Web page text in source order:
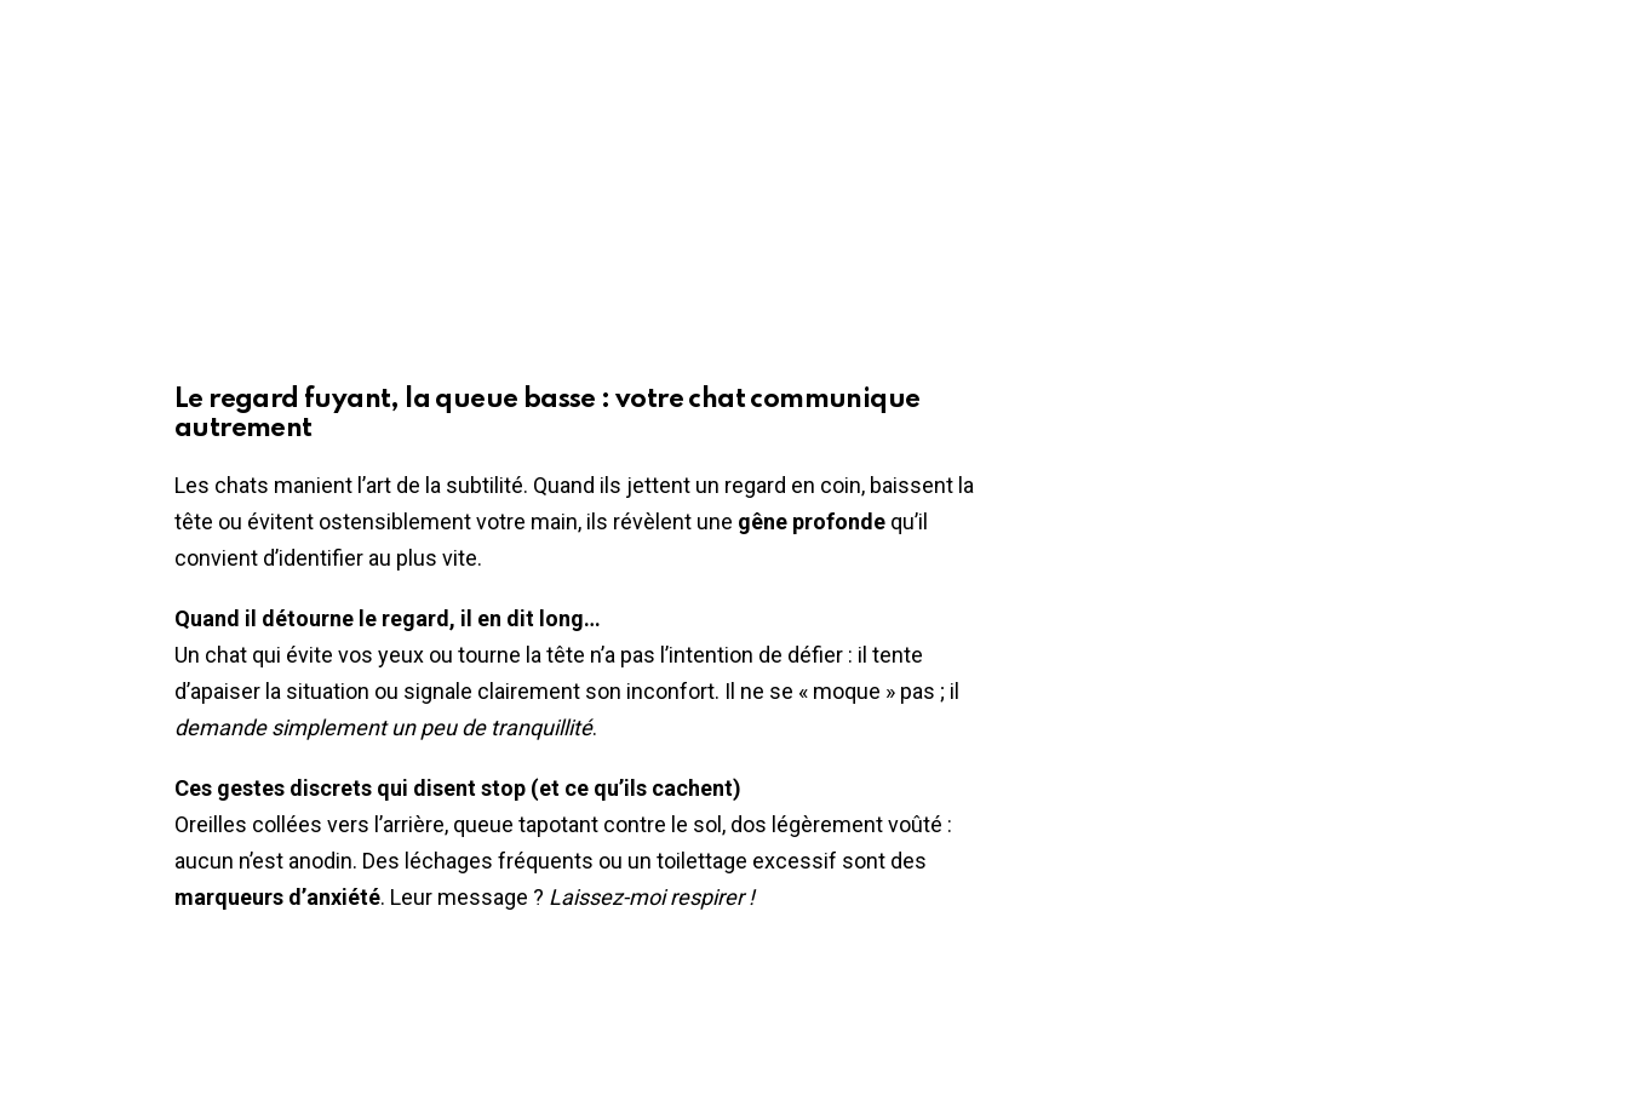
Le regard fuyant, la queue basse : votre chat communique
autrement
Les chats manient l’art de la subtilité. Quand ils jettent un regard en coin, baissent la
tête ou évitent ostensiblement votre main, ils révèlent une gêne profonde qu’il
convient d’identifier au plus vite.
Quand il détourne le regard, il en dit long…
Un chat qui évite vos yeux ou tourne la tête n’a pas l’intention de défier : il tente
d’apaiser la situation ou signale clairement son inconfort. Il ne se « moque » pas ; il
demande simplement un peu de tranquillité.
Ces gestes discrets qui disent stop (et ce qu’ils cachent)
Oreilles collées vers l’arrière, queue tapotant contre le sol, dos légèrement voûté :
aucun n’est anodin. Des léchages fréquents ou un toilettage excessif sont des
marqueurs d’anxiété. Leur message ? Laissez-moi respirer !